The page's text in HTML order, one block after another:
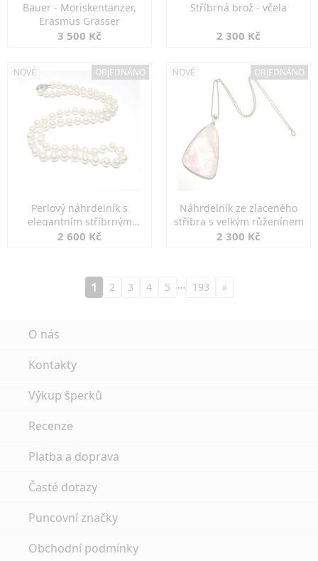
Bauer - Moriskentänzer,
Erasmus Grasser
3 500 Kč
Stříbrná brož - včela
2 300 Kč
NOVÉ OBJEDNÁNO
Perlový náhrdelník s
elegantním stříbrným
zapínáním
2 600 Kč
NOVÉ OBJEDNÁNO
Náhrdelník ze zlaceného
stříbra s velkým růženínem
2 300 Kč
1 2 3 4 5 … 193 »
O nás
Kontakty
Výkup šperků
Recenze
Platba a doprava
Časté dotazy
Puncovní značky
Obchodní podmínky